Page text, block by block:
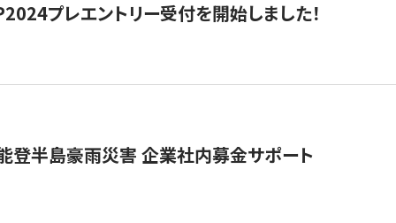
プレエントリー受付を開始しました！
登半島豪雨災害 企業社内募金サポート